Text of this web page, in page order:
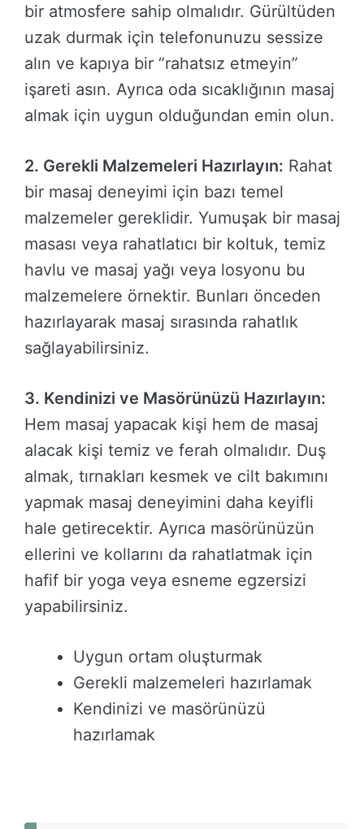
bir atmosfere sahip olmalıdır. Gürültüden
uzak durmak için telefonunuzu sessize
alın ve kapıya bir “rahatsız etmeyin”
işareti asın. Ayrıca oda sıcaklığının masaj
almak için uygun olduğundan emin olun.
2. Gerekli Malzemeleri Hazırlayın: Rahat
bir masaj deneyimi için bazı temel
malzemeler gereklidir. Yumuşak bir masaj
masası veya rahatlatıcı bir koltuk, temiz
havlu ve masaj yağı veya losyonu bu
malzemelere örnektir. Bunları önceden
hazırlayarak masaj sırasında rahatlık
sağlayabilirsiniz.
3. Kendinizi ve Masörünüzü Hazırlayın:
Hem masaj yapacak kişi hem de masaj
alacak kişi temiz ve ferah olmalıdır. Duş
almak, tırnakları kesmek ve cilt bakımını
yapmak masaj deneyimini daha keyifli
hale getirecektir. Ayrıca masörünüzün
ellerini ve kollarını da rahatlatmak için
hafif bir yoga veya esneme egzersizi
yapabilirsiniz.
Uygun ortam oluşturmak
Gerekli malzemeleri hazırlamak
Kendinizi ve masörünüzü
hazırlamak